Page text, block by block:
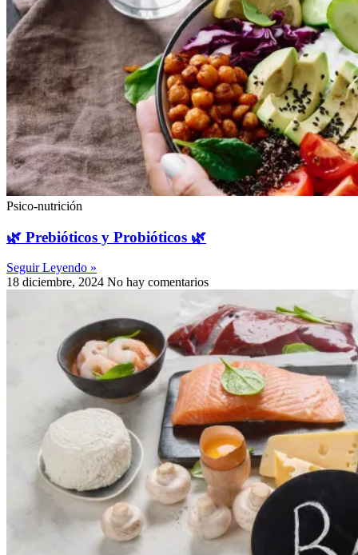
Psico-nutrición
🌿 Prebióticos y Probióticos 🌿
Seguir Leyendo »
18 diciembre, 2024 No hay comentarios